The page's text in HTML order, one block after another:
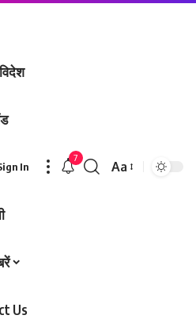
विदेश
Us
In
7
Font
Aa